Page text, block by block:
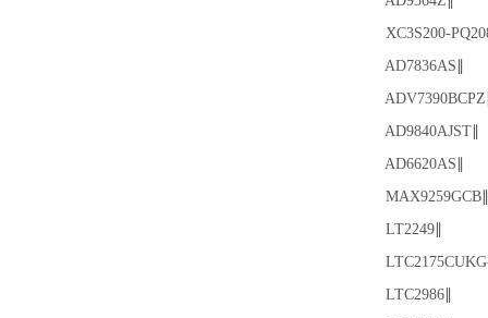
XC3S200-
AD7836AS∥
ADV7390BCPZ∥
AD9840AJST∥
AD6620AS∥
MAX9259GCB∥
LT2249∥
LTC2175CUKG-
LTC2986∥